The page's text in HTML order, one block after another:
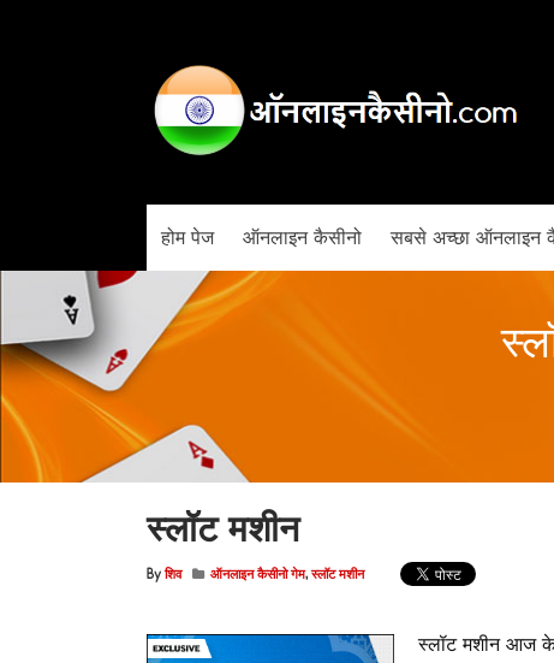
होम पेज ऑनलाइन कैसीनो सबसे अच्छा ऑनलाइन
स्लॉट मशीन
Byशिव ऑनलाइन कैसीनो गेम,स्लॉट मशीन
स्लॉट मशीन आज